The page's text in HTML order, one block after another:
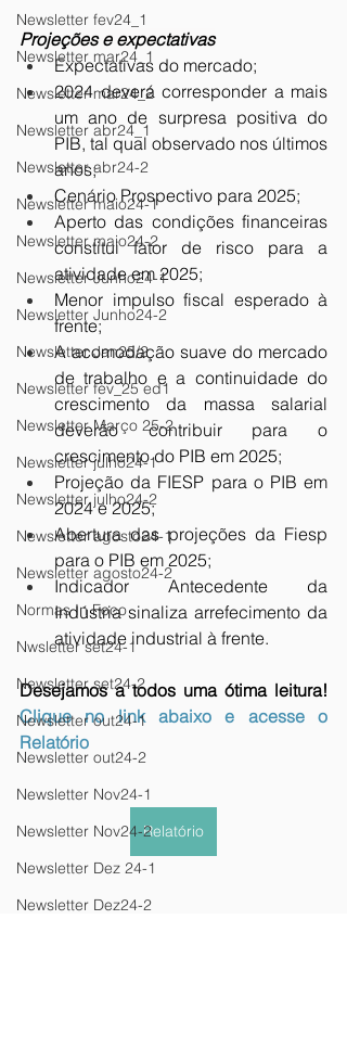
Newsletter fev24_1
Newsletter mar24_1
Newsletter mar24_2
Newsletter abr24_1
Newsletter abr24-2
Newsletter maio24-1
Newsletter maio24-2
Newsletter Junho24-1
Newsletter Junho24-2
Newsletter Jan25/2
Newsletter fev_25 ed1
Newsletter Março 25-2
Newsletter julho24-1
Newsletter julho24-2
Newsletter agosto24-1
Newsletter agosto24-2
Normas In Foco
Nwsletter set24-1
Newsletter set24-2
Newsletter out24-1
Newsletter out24-2
Newsletter Nov24-1
Newsletter Nov24-2
Newsletter Dez 24-1
Newsletter Dez24-2
Projeções e expectativas
Expectativas do mercado;
2024 deverá corresponder a mais
um ano de surpresa positiva do
PIB, tal qual observado nos últimos
anos;
Cenário Prospectivo para 2025;
Aperto das condições financeiras
constitui fator de risco para a
atividade em 2025;
Menor impulso fiscal esperado à
frente;
A acomodação suave do mercado
de trabalho e a continuidade do
crescimento da massa salarial
deverão contribuir para o
crescimento do PIB em 2025;
Projeção da FIESP para o PIB em
2024 e 2025;
Abertura das projeções da Fiesp
para o PIB em 2025;
Indicador Antecedente da
Indústria sinaliza arrefecimento da
atividade industrial à frente.
Clique no link abaixo e acesse o
Relatório
Relatório